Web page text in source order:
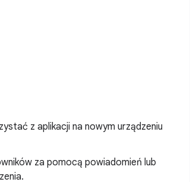
z aplikacji na nowym urządzeniu
za pomocą powiadomień lub